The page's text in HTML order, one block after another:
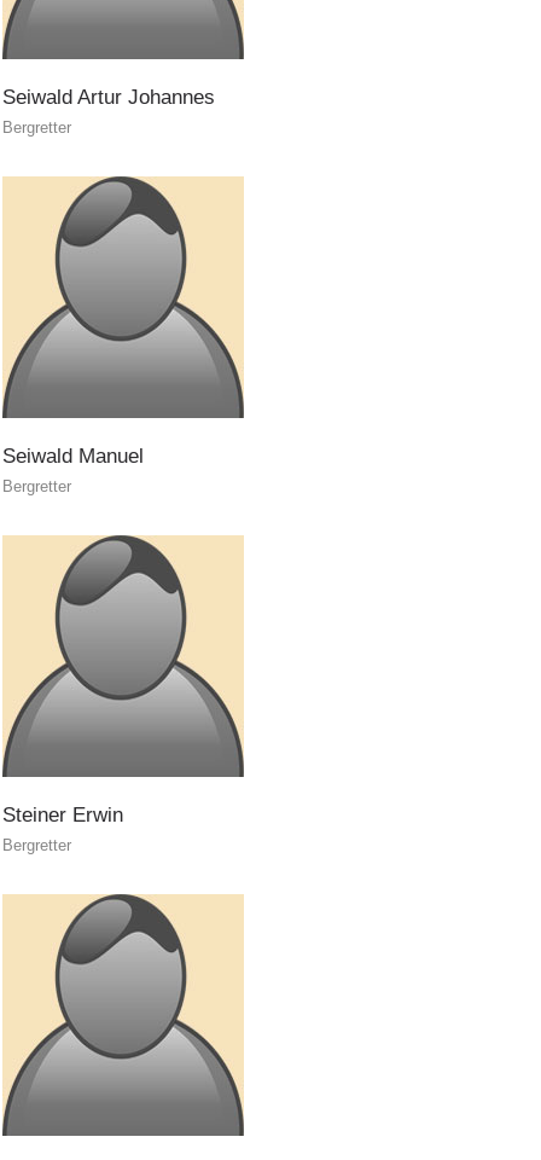
PEER
INTERREG
Seiwald Artur Johannes
Bergretter
Seiwald Manuel
Bergretter
Steiner Erwin
Bergretter